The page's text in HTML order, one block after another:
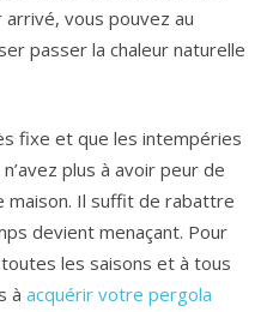
arrivé, vous pouvez au
passer la chaleur naturelle
fixe et que les intempéries
plus à avoir peur de
Il suffit de rabattre
devient menaçant. Pour
les saisons et à tous
à acquérir votre pergola